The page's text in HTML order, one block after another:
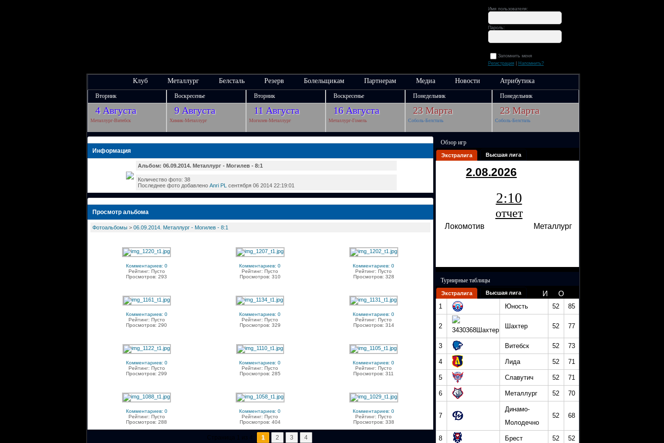
Имя пользователя:
Пароль:
Запомнить меня
Регистрация| Напомнить?
Клуб Металлург Белсталь Резерв Болельщикам Партнерам Медиа Новости Атрибутика
Вторник Воскресенье Вторник Воскресенье Понедельник Понедельник
4 Августа 9 Августа 11 Августа 16 Августа 23 Марта 23 Марта
Металлург-Витебск Химик-Металлург Могилев-Металлург Металлург-Гомель Соболь-Белсталь Соболь-Белсталь
Информация
Альбом: 06.09.2014. Металлург - Могилев - 8:1
Количество фото: 38
Последнее фото добавлено Anri PL сентября 06 2014 22:19:01
Просмотр альбома
Фотоальбомы> 06.09.2014. Металлург - Могилев - 8:1
Комментариев: 0
Рейтинг: Пусто
Просмотров: 293
Комментариев: 0
Рейтинг: Пусто
Просмотров: 310
Комментариев: 0
Рейтинг: Пусто
Просмотров: 328
Комментариев: 0
Рейтинг: Пусто
Просмотров: 290
Комментариев: 0
Рейтинг: Пусто
Просмотров: 329
Комментариев: 0
Рейтинг: Пусто
Просмотров: 314
Комментариев: 0
Рейтинг: Пусто
Просмотров: 299
Комментариев: 0
Рейтинг: Пусто
Просмотров: 285
Комментариев: 0
Рейтинг: Пусто
Просмотров: 311
Комментариев: 0
Рейтинг: Пусто
Просмотров: 288
Комментариев: 0
Рейтинг: Пусто
Просмотров: 404
Комментариев: 0
Рейтинг: Пусто
Просмотров: 338
1 2 3 4
Обзор игр
Экстралига Высшая лига
2.08.2026
2:10
отчет
Локомотив Металлург
Турнирные таблицы
Экстралига Высшая лига И О
1 Юность 52 85
2 Шахтер 52 77
3 Витебск 52 73
4 Лида 52 71
5 Славутич 52 71
6 Металлург 52 70
7
Динамо-
Молодечно
52 68
8 Брест 52 52